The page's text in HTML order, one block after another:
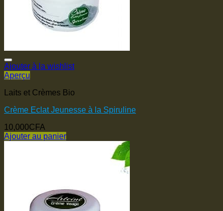
Ajouter à la wishlist
Aperçu
Laits et Crèmes Bio
Crème Eclat Jeunesse à la Spiruline
10,000CFA
Ajouter au panier